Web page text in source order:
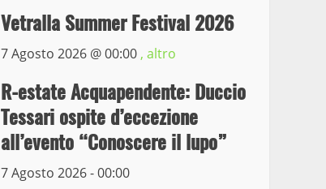
Vetralla Summer Festival 2026
7 Agosto 2026 @00:00 , altro
R-estate Acquapendente: Duccio
Tessari ospite d’eccezione
all’evento “Conoscere il lupo”
7 Agosto 2026 - 00:00
3
9 Maggio 2023
4
La Polizia di Stato arresta
il ladro seriale delle auto
in sosta a Viterbo
10 Maggio 2023
Prorogata la mostra dei